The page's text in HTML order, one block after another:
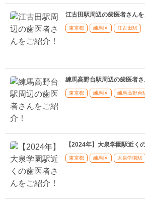
江古田駅周辺の歯医者さんを
東京都 練馬区 江古田駅
練馬高野台駅周辺の歯医者さ
東京都 練馬区 練馬高野台
【2024年】大泉学園駅近く
東京都 練馬区 大泉学園駅